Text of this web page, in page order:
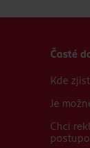
Časté
Kde
Je
Chci